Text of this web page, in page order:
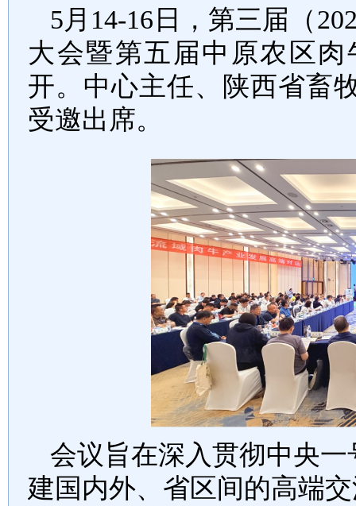
5月14-16日，第三届（
大会暨第五届中原农区
开。中心主任、陕西省畜
受邀出席。
会议旨在深入贯彻中央
建国内外、省区间的高端